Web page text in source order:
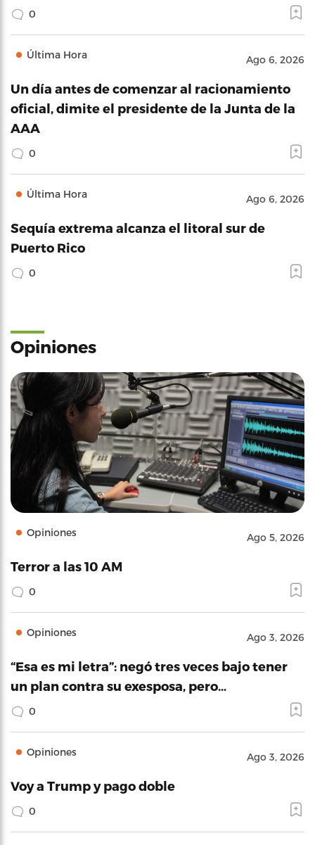
0
Última Hora Ago 6, 2026
Un día antes de comenzar al racionamiento
oficial, dimite el presidente de la Junta de la
AAA
0
Última Hora Ago 6, 2026
Sequía extrema alcanza el litoral sur de
Puerto Rico
0
Opiniones
Opiniones Ago 5, 2026
Terror a las 10 AM
0
Opiniones Ago 3, 2026
“Esa es mi letra”: negó tres veces bajo tener
un plan contra su exesposa, pero…
0
Opiniones Ago 3, 2026
Voy a Trump y pago doble
0